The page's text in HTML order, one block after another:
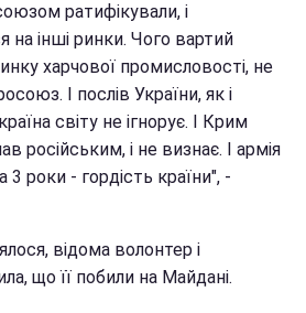
ратифікували, і
на інші ринки. Чого вартий
харчової промисловості, не
І послів України, як і
світу не ігнорує. І Крим
російським, і не визнає. І армія
3 роки - гордість країни", -
відома волонтер і
що її побили на Майдані.